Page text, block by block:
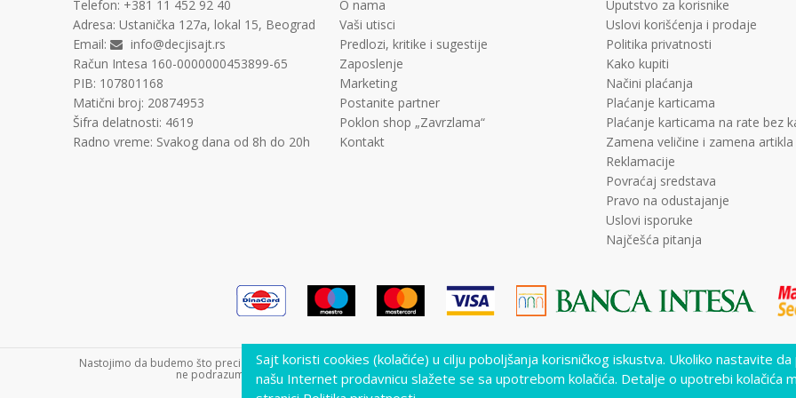
Telefon: +381 11 452 92 40
Adresa: Ustanička 127a, lokal 15, Beograd
Email:
info@decjisajt.rs
Račun Intesa 160-0000000453899-65
PIB: 107801168
Matični broj: 20874953
Šifra delatnosti: 4619
Radno vreme: Svakog dana od 8h do 20h
O nama
Vaši utisci
Predlozi, kritike i sugestije
Zaposlenje
Marketing
Postanite partner
Poklon shop „Zavrzlama“
Kontakt
Uputstvo za korisnike
Uslovi korišćenja i prodaje
Politika privatnosti
Kako kupiti
Načini plaćanja
Plaćanje karticama
Plaćanje karticama na rate bez
Zamena veličine i zamena
Reklamacije
Povraćaj sredstava
Pravo na odustajanje
Uslovi isporuke
Najčešća pitanja
Nastojimo da budemo što precizniji u opisu proizvoda, prikazu slika i samih cena, ali ne možemo garantovati da su sve informacije
ne podrazumeva da su dostupni u svakom trenutku. Raspoloživost robe možete proveriti pozivom Call Centra na +381 11
Sajt koristi cookies (kolačiće) u cilju poboljšanja korisničkog iskustva. Ukoliko nastavite
našu Internet prodavnicu slažete se sa upotrebom kolačića. Detalje o upotrebi kolačića